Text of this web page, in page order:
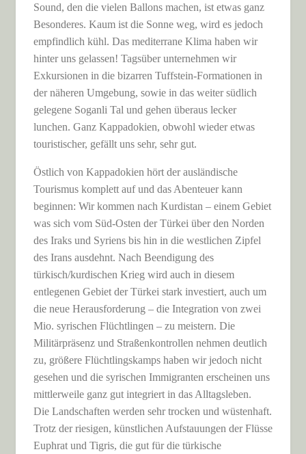
Sound, den die vielen Ballons machen, ist etwas ganz
Besonderes. Kaum ist die Sonne weg, wird es jedoch
empfindlich kühl. Das mediterrane Klima haben wir
hinter uns gelassen! Tagsüber unternehmen wir
Exkursionen in die bizarren Tuffstein-Formationen in
der näheren Umgebung, sowie in das weiter südlich
gelegene Soganli Tal und gehen überaus lecker
lunchen. Ganz Kappadokien, obwohl wieder etwas
touristischer, gefällt uns sehr, sehr gut.
Östlich von Kappadokien hört der ausländische
Tourismus komplett auf und das Abenteuer kann
beginnen: Wir kommen nach Kurdistan – einem Gebiet
was sich vom Süd-Osten der Türkei über den Norden
des Iraks und Syriens bis hin in die westlichen Zipfel
des Irans ausdehnt. Nach Beendigung des
türkisch/kurdischen Krieg wird auch in diesem
entlegenen Gebiet der Türkei stark investiert, auch um
die neue Herausforderung – die Integration von zwei
Mio. syrischen Flüchtlingen – zu meistern. Die
Militärpräsenz und Straßenkontrollen nehmen deutlich
zu, größere Flüchtlingskamps haben wir jedoch nicht
gesehen und die syrischen Immigranten erscheinen uns
mittlerweile ganz gut integriert in das Alltagsleben.
Die Landschaften werden sehr trocken und wüstenhaft.
Trotz der riesigen, künstlichen Aufstauungen der Flüsse
Euphrat und Tigris, die gut für die türkische